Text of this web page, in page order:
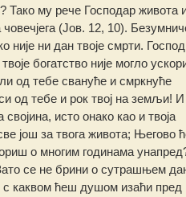
Тако му рече Господар живота
(Јов. 12, 10).
ни дан твоје смрти. Господ
богатство није могло
од тебе свануће и смркнуће
од тебе и рок твој на земљи! И
исто онако као и твоја
још за твога живота; Његово
о многим годинама
се не брини о сутрашњем
каквом ћеш душом изаћи пред